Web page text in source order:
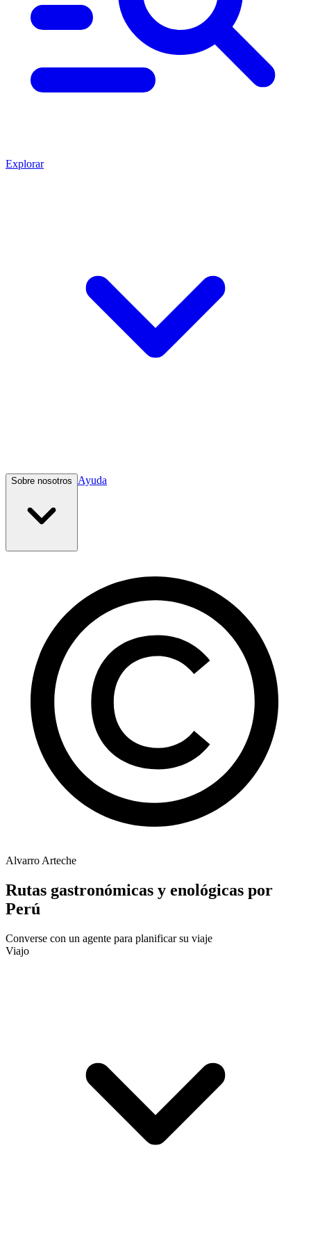
Explorar
Sobre nosotros Ayuda
Alvarro Arteche
Rutas gastronómicas y enológicas por
Perú
Converse con un agente para planificar su viaje
Viajo